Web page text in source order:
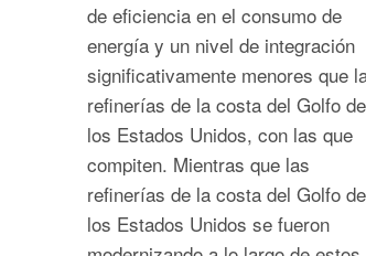
de eficiencia en el consumo de
energía y un nivel de integración
significativamente menores que
refinerías de la costa del Golfo de
los Estados Unidos, con las que
compiten. Mientras que las
refinerías de la costa del Golfo de
los Estados Unidos se fueron